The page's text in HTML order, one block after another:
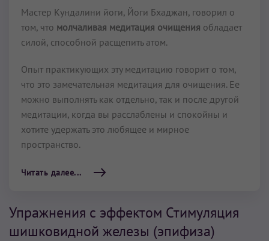
Мастер Кундалини йоги, Йоги Бхаджан, говорил о
том, что молчаливая медитация очищения обладает
силой, способной расщепить атом.
Опыт практикующих эту медитацию говорит о том,
что это замечательная медитация для очищения. Ее
можно выполнять как отдельно, так и после другой
медитации, когда вы расслаблены и спокойны и
хотите удержать это любящее и мирное
пространство.
Читать далее...
Упражнения с эффектом Стимуляция
шишковидной железы (эпифиза)